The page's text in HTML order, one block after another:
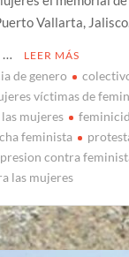
Vallarta,
…
LEER MÁS
de genero
víctimas de
mujeres
feminista
contra
las mujeres